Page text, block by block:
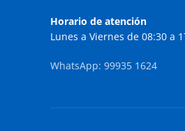
Horario de atención
Lunes a Viernes de 08:30 a
WhatsApp: 99935 1624